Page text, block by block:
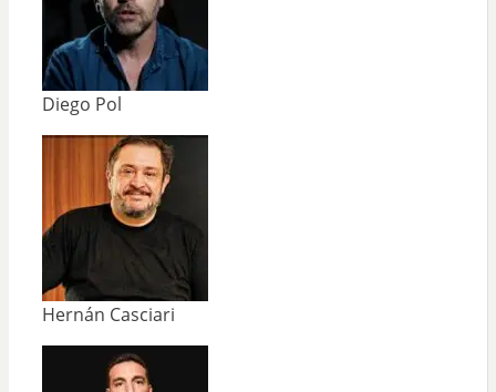
Diego Pol
Hernán Casciari